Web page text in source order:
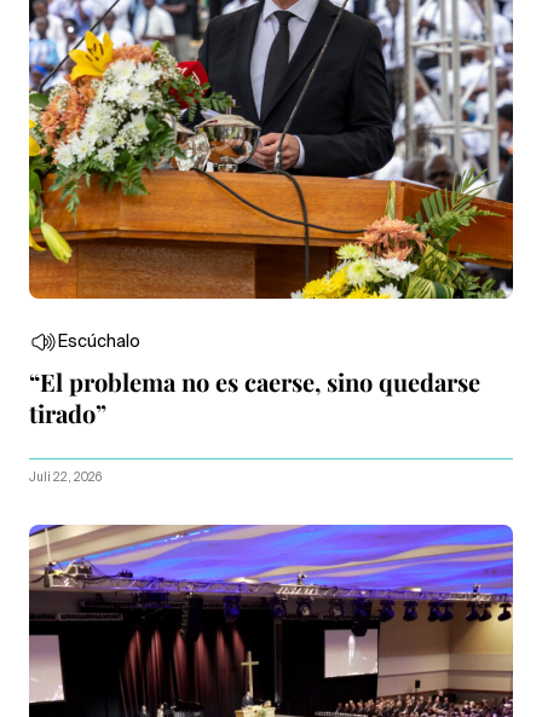
Escúchalo
“El problema no es caerse, sino quedarse
tirado”
Juli 22, 2026